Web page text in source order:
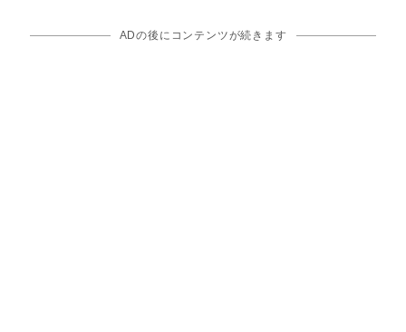
ADの後にコンテンツが続きます